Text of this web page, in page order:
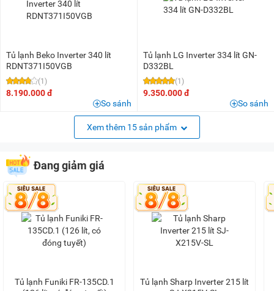
Tủ lạnh Beko Inverter 340 lít
RDNT371I50VGB
(1)
8.190.000 đ
So sánh
Tủ lạnh LG Inverter 334 lít GN-
D332BL
(1)
9.350.000 đ
So sánh
Xem thêm 15 sản phẩm
Đang giảm giá
Tủ lạnh Funiki FR-135CD.1
Tủ lạnh Sharp Inverter 215 lít